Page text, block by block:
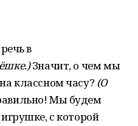
в
Значит, о чем мы
классном часу? (О
Мы будем
с которой